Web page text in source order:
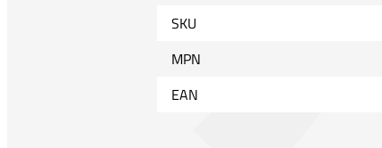
SKU
MPN
EAN